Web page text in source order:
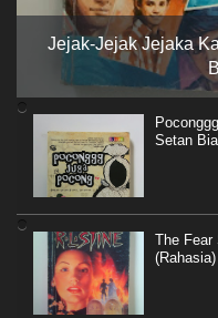
Jejak-Jejak Jejaka
Setan
The Fear
(Rahasia)